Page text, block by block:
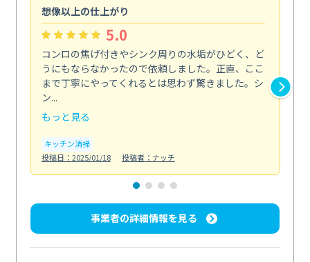
想像以上の仕上がり
5.0
コンロの焦げ付きやシンク周りの水垢がひどく、ど
うにもならなかったので依頼しました。正直、ここ
まで丁寧にやってくれるとは思わず驚きました。シ
ン...
もっと見る
キッチン清掃
投稿日：2025/01/18
投稿者：ナッチ
事業者の詳細情報を見る